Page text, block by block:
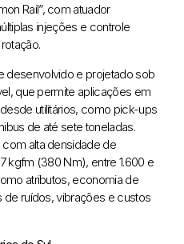
Rail”, com atuador
injeções e controle
desenvolvido e projetado sob
que permite aplicações em
utilitários, como pick-ups
de até sete toneladas.
alta densidade de
kgfm (380 Nm), entre 1.600 e
atributos, economia de
ruídos, vibrações e custos